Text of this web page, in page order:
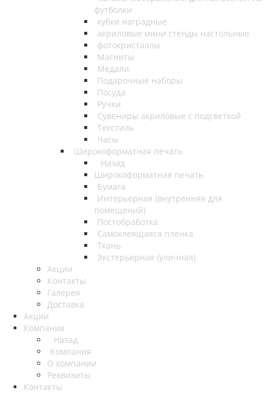
футболки
кубки наградные
акриловые мини стенды настольные
фотокристаллы
Магниты
Медали
Подарочные наборы
Посуда
Ручки
Сувениры акриловые с подсветкой
Текстиль
Часы
Широкоформатная печать
Назад
Широкоформатная печать
Бумага
Интерьерная (внутренняя для
помещений)
Постобработка
Самоклеящаяся пленка
Ткань
Экстерьерная (уличная)
Акции
Контакты
Галерея
Доставка
Акции
Компания
Назад
Компания
О компании
Реквизиты
Контакты